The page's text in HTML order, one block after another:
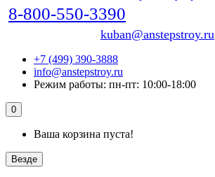
8-800-550-3390
kuban@anstepstroy.ru
+7 (499) 390-3888
info@anstepstroy.ru
Режим работы: пн-пт: 10:00-18:00
0
Ваша корзина пуста!
Везде